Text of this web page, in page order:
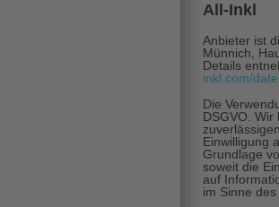
All-Inkl
Anbieter ist
Münnich,
Details
inkl.com/
Die
DSGVO.
Einwilligung
Grundlage
soweit die
auf
im Sinne